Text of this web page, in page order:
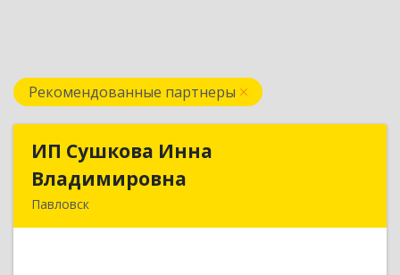
Рекомендованные партнеры
ИП Сушкова Инна
Владимировна
Павловск
ИП Сушкова Инна